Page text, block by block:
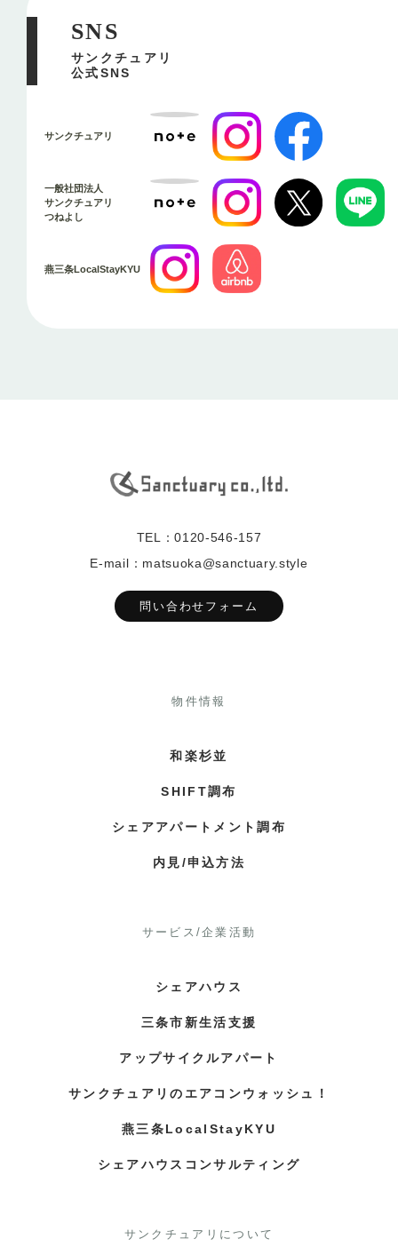
SNS
サンクチュアリ
公式SNS
サンクチュアリ
一般社団法人
サンクチュアリ
つねよし
燕三条LocalStayKYU
TEL：0120-546-157
E-mail：matsuoka@sanctuary.style
問い合わせフォーム
物件情報
和楽杉並
SHIFT調布
シェアアパートメント調布
内見/申込方法
サービス/企業活動
シェアハウス
三条市新生活支援
アップサイクルアパート
サンクチュアリのエアコンウォッシュ！
燕三条LocalStayKYU
シェアハウスコンサルティング
サンクチュアリについて